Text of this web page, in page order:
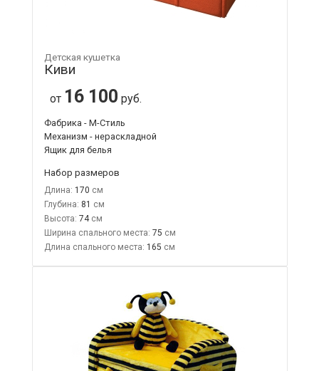
Детская кушетка
Киви
от 16 100 руб.
Фабрика - М-Стиль
Механизм - нераскладной
Ящик для белья
Набор размеров
Длина: 170
Глубина: 81
Высота: 74
Ширина спального места: 75
Длина спального места: 165